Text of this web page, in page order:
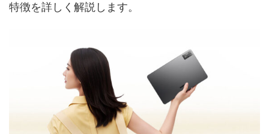
特徴を詳しく解説します。